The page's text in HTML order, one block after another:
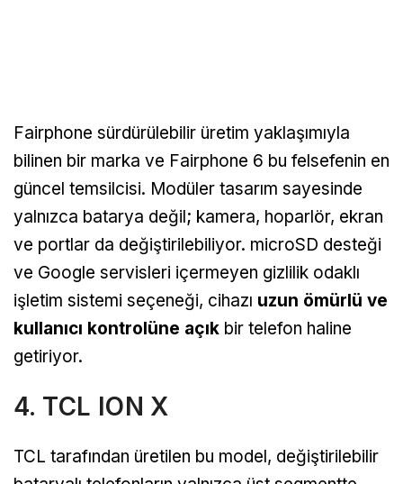
Fairphone sürdürülebilir üretim yaklaşımıyla
bilinen bir marka ve Fairphone 6 bu felsefenin en
güncel temsilcisi. Modüler tasarım sayesinde
yalnızca batarya değil; kamera, hoparlör, ekran
ve portlar da değiştirilebiliyor. microSD desteği
ve Google servisleri içermeyen gizlilik odaklı
işletim sistemi seçeneği, cihazı uzun ömürlü ve
kullanıcı kontrolüne açık bir telefon haline
getiriyor.
4. TCL ION X
TCL tarafından üretilen bu model, değiştirilebilir